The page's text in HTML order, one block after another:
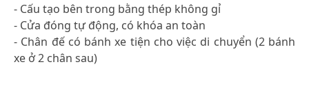
- Cấu tạo bên trong bằng thép không gỉ
- Cửa đóng tự động, có khóa an toàn
- Chân đế có bánh xe tiện cho việc di chuyển (2 bánh
xe ở 2 chân sau)